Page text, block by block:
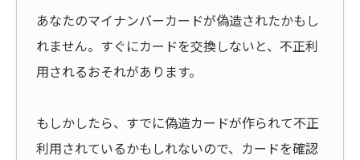
あなたのマイナンバーカードが偽造されたかもし
れません。すぐにカードを交換しないと、不正利
用されるおそれがあります。
もしかしたら、すでに偽造カードが作られて不正
利用されているかもしれないので、カードを確認